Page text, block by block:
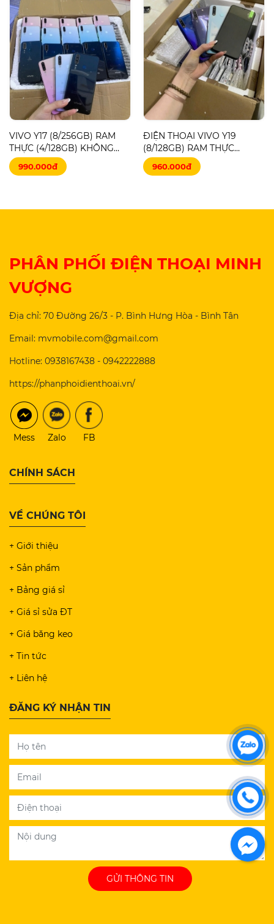
VIVO Y17 (8/256GB) RAM
THỰC (4/128GB) KHÔNG
PHỤ KIỆN
990.000đ
ĐIỆN THOẠI VIVO Y19
(8/128GB) RAM THỰC
KHÔNG PHỤ KIỆN
960.000đ
PHÂN PHỐI ĐIỆN THOẠI MINH
VƯỢNG
Địa chỉ: 70 Đường 26/3 - P. Bình Hưng Hòa - Bình Tân
Email: mvmobile.com@gmail.com
Hotline: 0938167438 - 0942222888
https://phanphoidienthoai.vn/
Mess Zalo FB
CHÍNH SÁCH
VỀ CHÚNG TÔI
+ Giới thiệu
+ Sản phẩm
+ Bảng giá sỉ
+ Giá sỉ sửa ĐT
+ Giá băng keo
+ Tin tức
+ Liên hệ
ĐĂNG KÝ NHẬN TIN